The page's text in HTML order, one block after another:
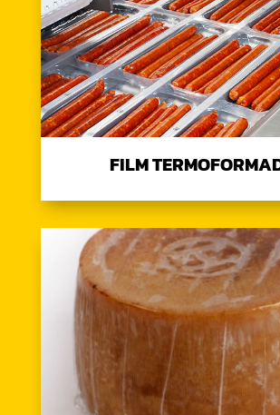
FILM